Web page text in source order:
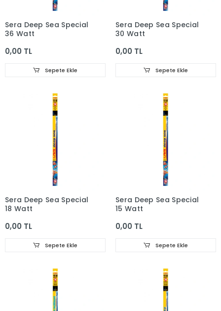
Sera Deep Sea Special
36 Watt
0,00 TL
Sepete Ekle
Sera Deep Sea Special
30 Watt
0,00 TL
Sepete Ekle
Sera Deep Sea Special
18 Watt
0,00 TL
Sepete Ekle
Sera Deep Sea Special
15 Watt
0,00 TL
Sepete Ekle